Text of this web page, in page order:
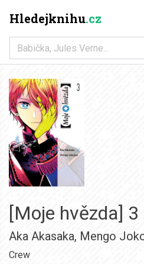
Hledejknihu.cz
[Moje hvězda] 3
Aka Akasaka, Mengo
Crew